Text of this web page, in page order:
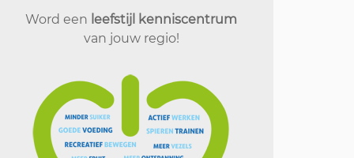
Word een leefstijl kenniscentrum
van jouw regio!